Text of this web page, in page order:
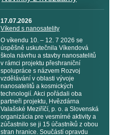
17.07.2026
Víkend s nanosatelity
O víkendu 10. – 12. 7 2026 se
úspěšně uskutečnila Víkendová
škola návrhu a stavby nanosatelitů
v rámci projektu přeshraniční
spolupráce s názvem Rozvoj
vzdělávání v oblasti vývoje
nanosatelitů a kosmických
technologií. Akci pořádali oba
partneři projektu, Hvězdárna
Valašské Meziříčí, p. o. a Slovenská
organizácia pre vesmírné aktivity a
zúčastnilo se ji 15 účastníků z obou
stran hranice. Součástí opravdu